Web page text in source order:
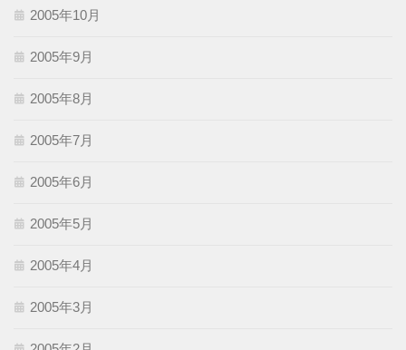
2005年10月
2005年9月
2005年8月
2005年7月
2005年6月
2005年5月
2005年4月
2005年3月